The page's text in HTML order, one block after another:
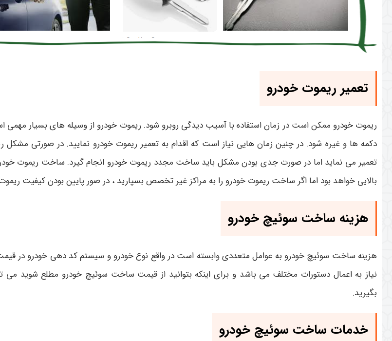
تعمیر ریموت خودرو
ریموت خودرو ممکن است در زمان استفاده با آسیب دیدگی روبرو شود. ریموت خودرو از وسیله های بسیار
دکمه ها و غیره شود. در چنین زمان‌ هایی نیاز است که اقدام به تعمیر ریموت خودرو نمایید. در صورتی
تعمیر می نماید اما در صورت جدی بودن مشکل باید ساخت مجدد ریموت خودرو انجام گیرد. ساخت ریموت خودرو
بالایی خواهد بود اما اگر ساخت ریموت خودرو را به مراکز غیر تخصص بسپارید ، در صور پایین بودن کیفیت
هزینه ساخت سوئیچ خودرو
هزینه ساخت سوئیچ خودرو به عوامل متعددی وابسته است در واقع نوع خودرو و سیستم کد دهی خودرو در
نیاز به اعمال دستورات مختلف می باشد و برای اینکه بتوانید از قیمت ساخت سوئیچ خودرو مطلع شوید
بگیرید.
خدمات ساخت سوئیچ خودرو